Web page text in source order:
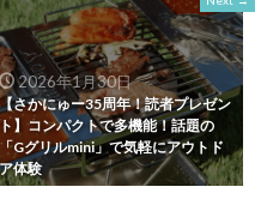
2026年1月30日
【さかにゅー35周年！読者プレゼン
ト】コンパクトで多機能！話題の
「Gグリルmini」で気軽にアウトド
ア体験